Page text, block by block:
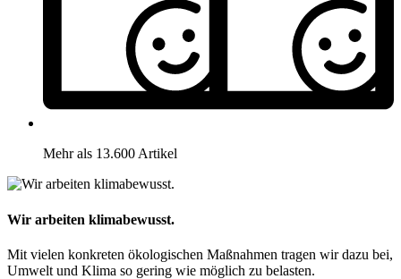
Mehr als 13.600 Artikel
Wir arbeiten klimabewusst.
Mit vielen konkreten ökologischen Maßnahmen tragen wir dazu bei,
Umwelt und Klima so gering wie möglich zu belasten.